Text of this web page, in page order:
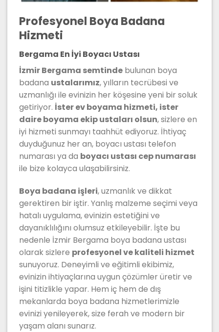
Profesyonel Boya Badana
Hizmeti
Bergama En İyi Boyacı Ustası
İzmir Bergama semtinde bulunan boya
badana ustalarımız, yılların tecrübesi ve
uzmanlığı ile evinizin her köşesine yeni bir soluk
getiriyor. İster ev boyama hizmeti, ister
daire boyama ekip ustaları olsun, sizlere en
iyi hizmeti sunmayı taahhüt ediyoruz. İhtiyaç
duyduğunuz her an, boyacı ustası telefon
numarası ya da boyacı ustası cep numarası
ile bize kolayca ulaşabilirsiniz.
Boya badana işleri, uzmanlık ve dikkat
gerektiren bir iştir. Yanlış malzeme seçimi veya
hatalı uygulama, evinizin estetiğini ve
dayanıklılığını olumsuz etkileyebilir. İşte bu
nedenle İzmir Bergama boya badana ustası
olarak sizlere profesyonel ve kaliteli hizmet
sunuyoruz. Deneyimli ve eğitimli ekibimiz,
evinizin ihtiyaçlarına uygun çözümler üretir ve
işini titizlikle yapar. Hem iç hem de dış
mekanlarda boya badana hizmetlerimizle
evinizi yenileyerek, size ferah ve modern bir
yaşam alanı sunarız.